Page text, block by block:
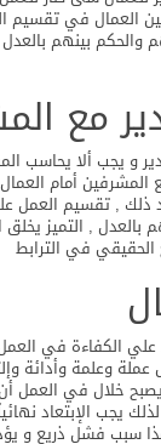
العمال في تقسيم
والحكم بينهم
مع
و يجب ألا يحاسب
المشرفين أمام
ذلك , تقسيم العمل
بالعدل , التميز
الحقيقي في الترابط
الكفاءة في
وعلمة وأدائة
خلال في العمل
يجب الإبتعاد
سبب فشل ذريع و